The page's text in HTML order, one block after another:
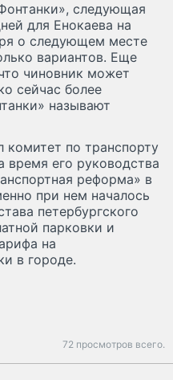
следующая
для Енокаева на
о следующем месте
вариантов. Еще
чиновник может
сейчас более
называют
комитет по транспорту
его руководства
реформа» в
при нем началось
петербургского
парковки и
на
в городе.
72 просмотров всего.